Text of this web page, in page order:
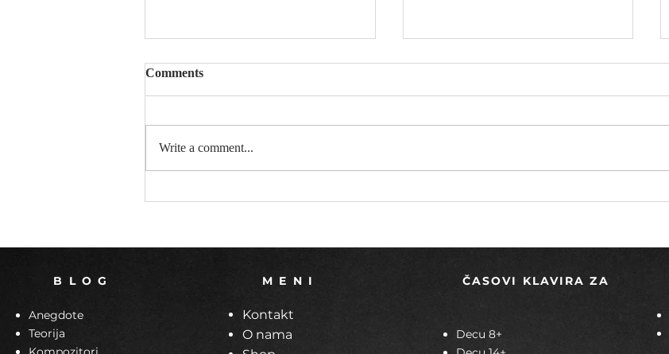
Comments
Write a comment...
B L O G
Anegdote
Teorija
M E N I
Kontakt
O nama
ČASOVI KLAVIRA ZA
Decu 8+